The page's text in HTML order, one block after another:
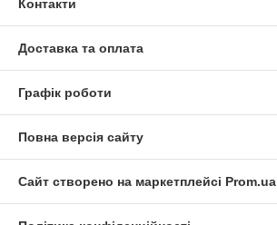
Контакти
Доставка та оплата
Графік роботи
Повна версія сайту
Сайт створено на маркетплейсі Prom.ua